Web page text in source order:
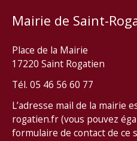
Mairie de Saint-
Place de la Mairie
17220 Saint Rogatien
Tél. 05 46 56 60 77
L’adresse mail de la mairie
rogatien.fr (vous pouvez
formulaire de contact de ce